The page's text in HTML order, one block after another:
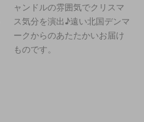
ャンドルの雰囲気でクリスマ
ス気分を演出♪遠い北国デンマ
ークからのあたたかいお届け
ものです。